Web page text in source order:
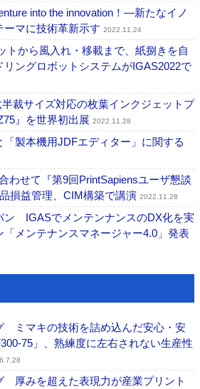
into the innovation！―新たなイノ
マに技術革新示す 2022.11.24
トから風入れ・移載まで、紙捌きを自
ングロボットシステムがIGAS2022で
裁サイズ対応の枚葉インクジェットプ
』を世界初出展 2022.11.28
製本機用JDFエディター」に関する
わせて『第9回PrintSapiensユーザ懇談
損益管理、CIM構築で講演 2022.11.28
ン IGASでメンテンナンスのDX化を実
メンテナンスマネージャー4.0」発表
ミマキの技術を詰め込んだ安心・安
75」、熟練度に左右されない生産性
厚みを超えた表現力が産業プリント